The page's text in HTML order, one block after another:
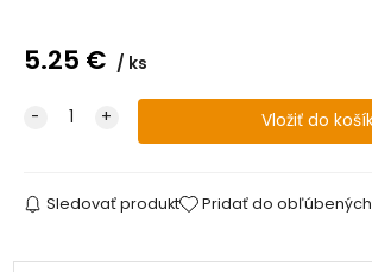
5.25 € ks
Sledovať produkt Pridať do obľúbených